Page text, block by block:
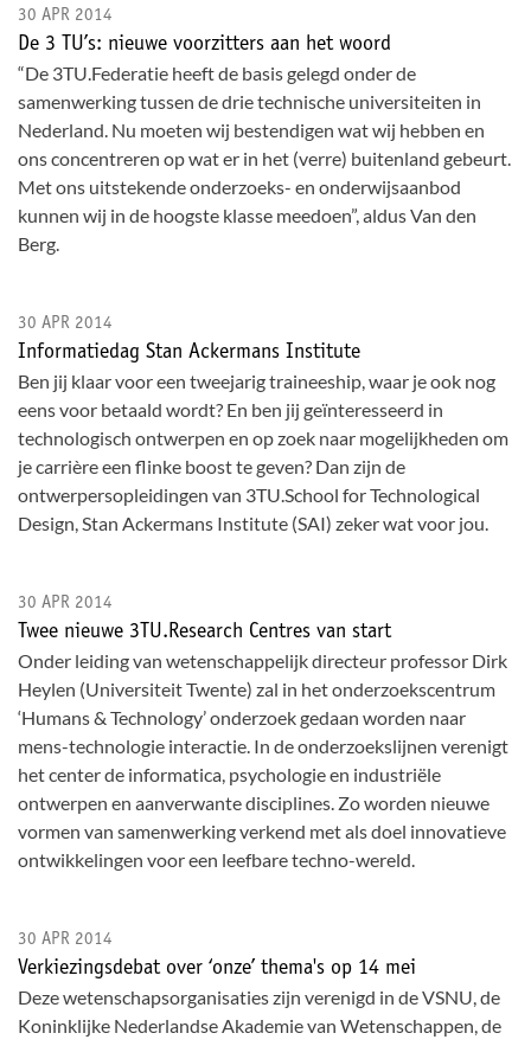
30 APR 2014
De 3 TU’s: nieuwe voorzitters aan het woord
“De 3TU.Federatie heeft de basis gelegd onder de
samenwerking tussen de drie technische universiteiten in
Nederland. Nu moeten wij bestendigen wat wij hebben en
ons concentreren op wat er in het (verre) buitenland gebeurt.
Met ons uitstekende onderzoeks- en onderwijsaanbod
kunnen wij in de hoogste klasse meedoen”, aldus Van den
Berg.
30 APR 2014
Informatiedag Stan Ackermans Institute
Ben jij klaar voor een tweejarig traineeship, waar je ook nog
eens voor betaald wordt? En ben jij geïnteresseerd in
technologisch ontwerpen en op zoek naar mogelijkheden om
je carrière een flinke boost te geven? Dan zijn de
ontwerpersopleidingen van 3TU.School for Technological
Design, Stan Ackermans Institute (SAI) zeker wat voor jou.
30 APR 2014
Twee nieuwe 3TU.Research Centres van start
Onder leiding van wetenschappelijk directeur professor Dirk
Heylen (Universiteit Twente) zal in het onderzoekscentrum
‘Humans & Technology’ onderzoek gedaan worden naar
mens-technologie interactie. In de onderzoekslijnen verenigt
het center de informatica, psychologie en industriële
ontwerpen en aanverwante disciplines. Zo worden nieuwe
vormen van samenwerking verkend met als doel innovatieve
ontwikkelingen voor een leefbare techno-wereld.
30 APR 2014
Verkiezingsdebat over ‘onze’ thema's op 14 mei
Deze wetenschapsorganisaties zijn verenigd in de VSNU, de
Koninklijke Nederlandse Akademie van Wetenschappen, de